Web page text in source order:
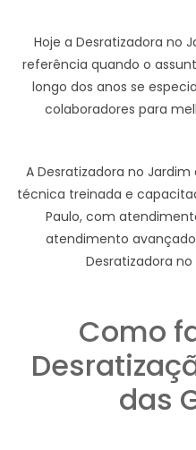
Hoje a Desratizadora no
referência quando o
longo dos anos se
colaboradores para
A Desratizadora no
técnica treinada e
Paulo, com
atendimento
Desratizadora
Como
das